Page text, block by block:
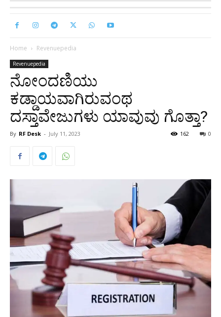
Home Revenuepedia
Revenuepedia
ನೋಂದಣಿಯು
ಕಡ್ಡಾಯವಾಗಿರುವಂಥ
ದಸ್ತಾವೇಜುಗಳು ಯಾವುವು ಗೊತ್ತಾ?
By RF Desk - July 11, 2023 0
162